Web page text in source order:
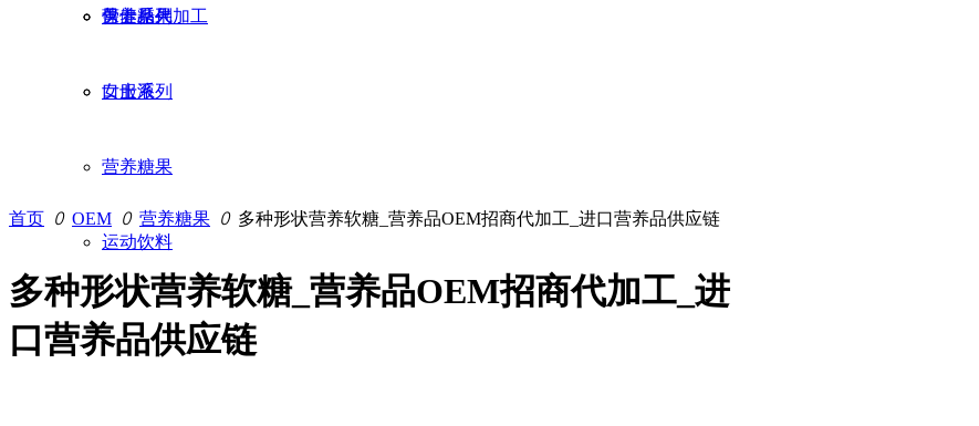
营养糖果
口服液
保健品代加工
男士系列
女士系列
营养糖果
运动饮料
首页 ꄲ OEM ꄲ 营养糖果 ꄲ 多种形状营养软糖_营养品OEM招商代加工_进口营养品供应链
多种形状营养软糖_营养品OEM招商代加工_进
口营养品供应链